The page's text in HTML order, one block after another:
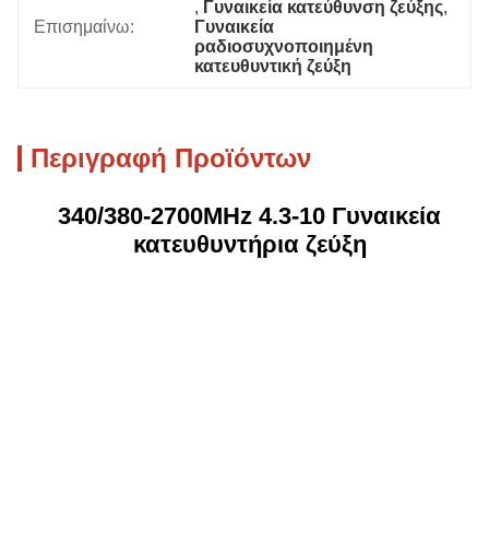
Επισημαίνω:
, Γυναικεία κατεύθυνση ζεύξης,
Γυναικεία
ραδιοσυχνοποιημένη
κατευθυντική ζεύξη
Περιγραφή Προϊόντων
340/380-2700MHz 4.3-10 Γυναικεία
κατευθυντήρια ζεύξη